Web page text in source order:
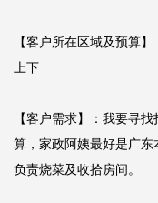
【客户所在区域及预算
上下
【客户需求】：我要寻
算，家政阿姨最好是广
负责烧菜及收拾房间。